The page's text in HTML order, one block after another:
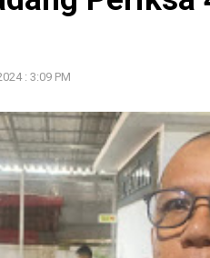
: 3:09 PM